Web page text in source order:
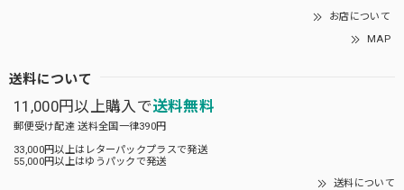
お店について
MAP
送料について
11,000円以上購入で送料無料
郵便受け配達 送料全国一律390円
33,000円以上はレターパックプラスで発送
55,000円以上はゆうパックで発送
送料について